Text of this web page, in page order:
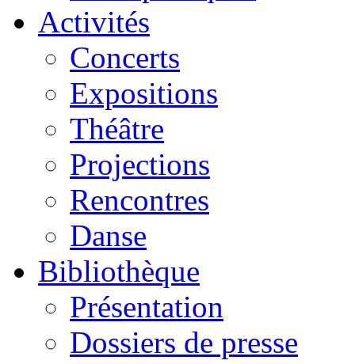
Activités
Concerts
Expositions
Théâtre
Projections
Rencontres
Danse
Bibliothèque
Présentation
Dossiers de presse